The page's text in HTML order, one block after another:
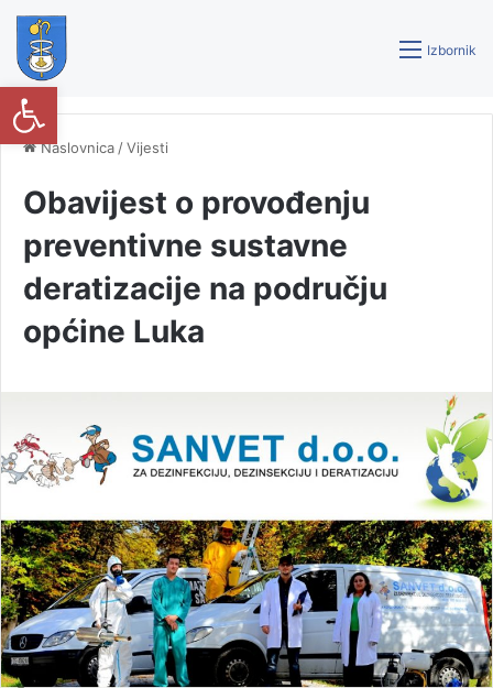
Izbornik
Naslovnica /Vijesti
Obavijest o provođenju
preventivne sustavne
deratizacije na području
općine Luka
Open toolbar